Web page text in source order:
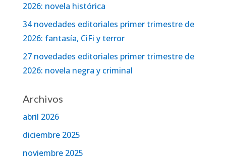
2026: novela histórica
34 novedades editoriales primer trimestre de
2026: fantasía, CiFi y terror
27 novedades editoriales primer trimestre de
2026: novela negra y criminal
Archivos
abril 2026
diciembre 2025
noviembre 2025